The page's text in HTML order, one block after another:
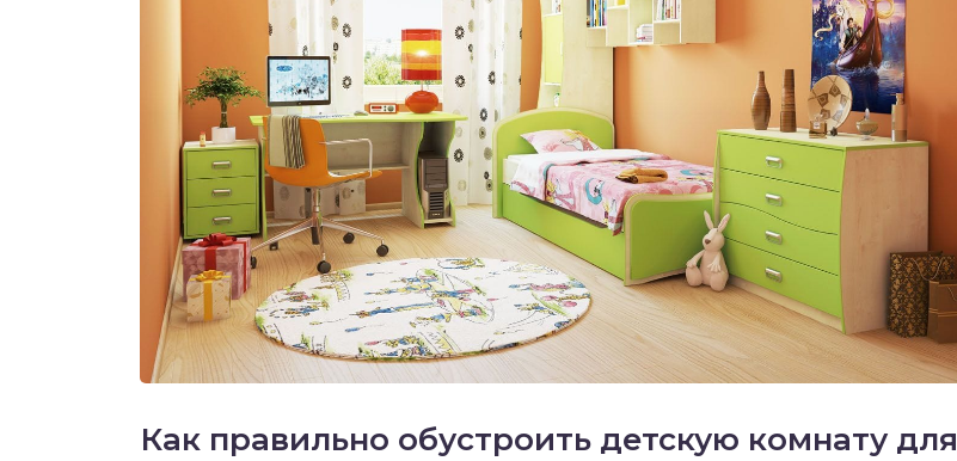
Как правильно обустроить детскую комнату для